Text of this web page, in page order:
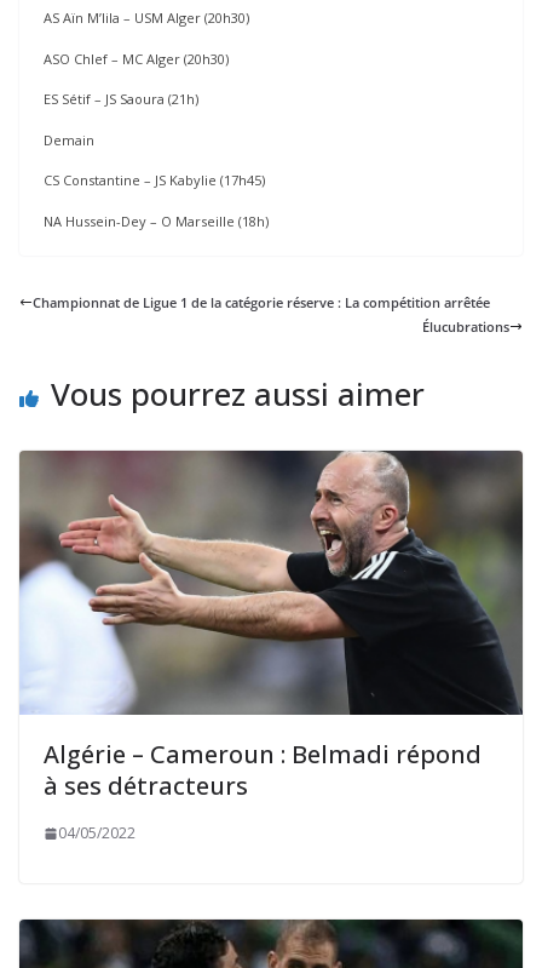
AS Aïn M’lila – USM Alger (20h30)
ASO Chlef – MC Alger (20h30)
ES Sétif – JS Saoura (21h)
Demain
CS Constantine – JS Kabylie (17h45)
NA Hussein-Dey – O Marseille (18h)
Championnat de Ligue 1 de la catégorie réserve : La compétition arrêtée
Élucubrations
Vous pourrez aussi aimer
Algérie – Cameroun : Belmadi répond
à ses détracteurs
04/05/2022